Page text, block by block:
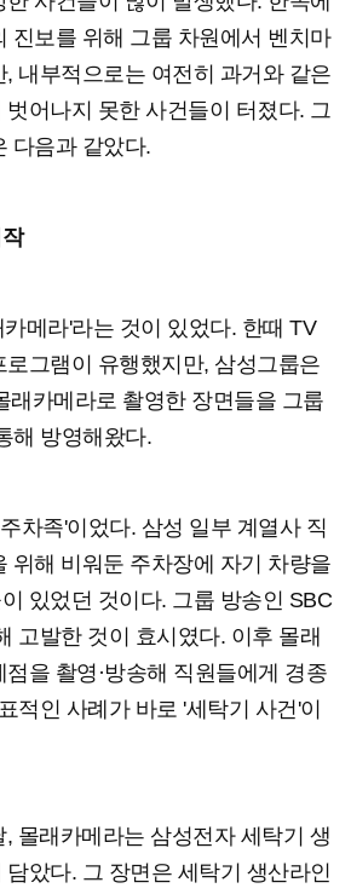
진보를 위해 그룹 차원에서 벤치마
내부적으로는 여전히 과거와 같은
어나지 못한 사건들이 터졌다. 그
다음과 같았다.
메라'라는 것이 있었다. 한때 TV
그램이 유행했지만, 삼성그룹은
래카메라로 촬영한 장면들을 그룹
해 방영해왔다.
차족'이었다. 삼성 일부 계열사 직
위해 비워둔 주차장에 자기 차량을
있었던 것이다. 그룹 방송인 SBC
고발한 것이 효시였다. 이후 몰래
을 촬영·방송해 직원들에게 경종
적인 사례가 바로 '세탁기 사건'이
몰래카메라는 삼성전자 세탁기 생
았다. 그 장면은 세탁기 생산라인